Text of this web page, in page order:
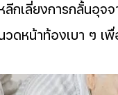
ลีกเลี่ยงการกลั้นอุจจ
วดหน้าท้องเบา ๆ เ